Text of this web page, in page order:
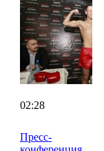
02:28
Пресс-